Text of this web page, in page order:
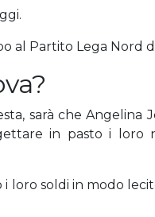
al Partito Lega Nord
sarà che Angelina
in pasto i loro
soldi in modo